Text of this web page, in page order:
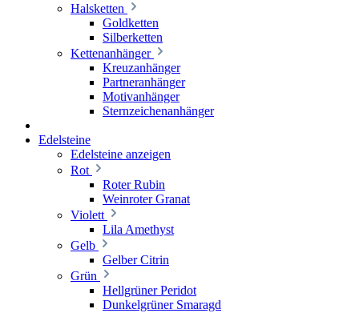
Halsketten
Goldketten
Silberketten
Kettenanhänger
Kreuzanhänger
Partneranhänger
Motivanhänger
Sternzeichenanhänger
Edelsteine
Edelsteine anzeigen
Rot
Roter Rubin
Weinroter Granat
Violett
Lila Amethyst
Gelb
Gelber Citrin
Grün
Hellgrüner Peridot
Dunkelgrüner Smaragd